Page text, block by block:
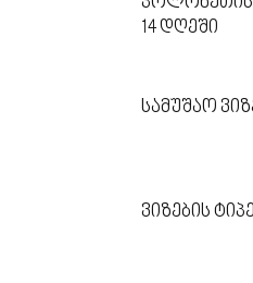
14 დღეში
სამუშაო
ვიზების